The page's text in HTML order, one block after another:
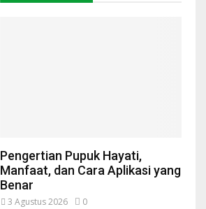
Pengertian Pupuk Hayati,
Manfaat, dan Cara Aplikasi yang
Benar
3 Agustus 2026 0